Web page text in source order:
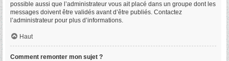
possible aussi que l’administrateur vous ait placé dans un groupe dont les
messages doivent être validés avant d’être publiés. Contactez
l’administrateur pour plus d’informations.
Haut
Comment remonter mon sujet ?